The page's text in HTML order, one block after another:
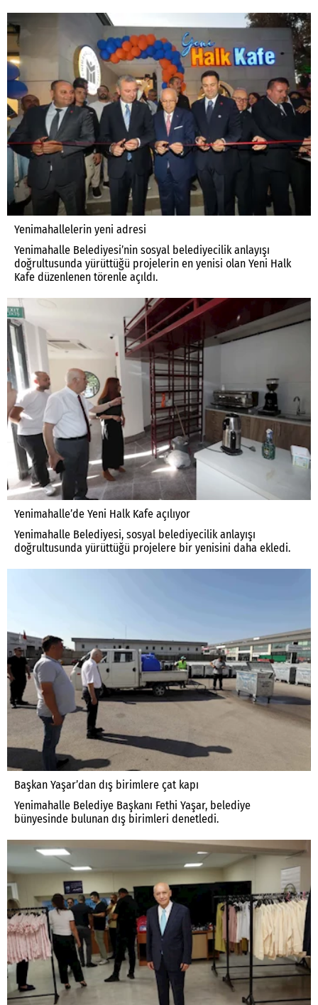
Yenimahallelerin yeni adresi
Yenimahalle Belediyesi’nin sosyal belediyecilik anlayışı
doğrultusunda yürüttüğü projelerin en yenisi olan Yeni Halk
Kafe düzenlenen törenle açıldı.
Yenimahalle’de Yeni Halk Kafe açılıyor
Yenimahalle Belediyesi, sosyal belediyecilik anlayışı
doğrultusunda yürüttüğü projelere bir yenisini daha ekledi.
Başkan Yaşar’dan dış birimlere çat kapı
Yenimahalle Belediye Başkanı Fethi Yaşar, belediye
bünyesinde bulunan dış birimleri denetledi.